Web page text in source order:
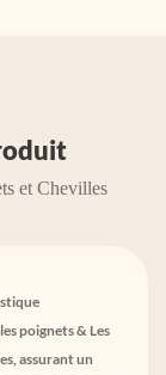
etChevilles
poignets & Les
assurant un